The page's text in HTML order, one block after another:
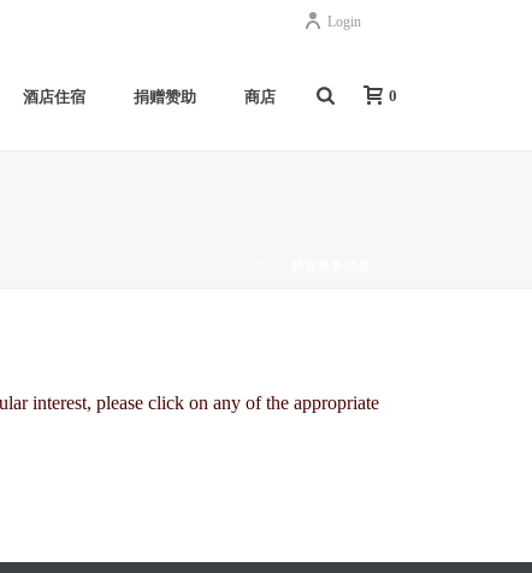
Login
酒店住宿 捐赠赞助 商店 0
interest, please click on any of the appropriate